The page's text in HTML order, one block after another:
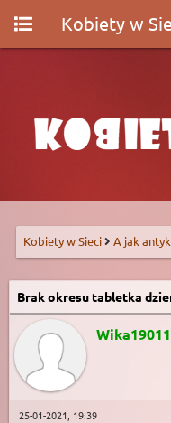
Kobiety w
Kobiety w Sieci A jak
Brak okresu tabletka
25-01-2021, 19:39